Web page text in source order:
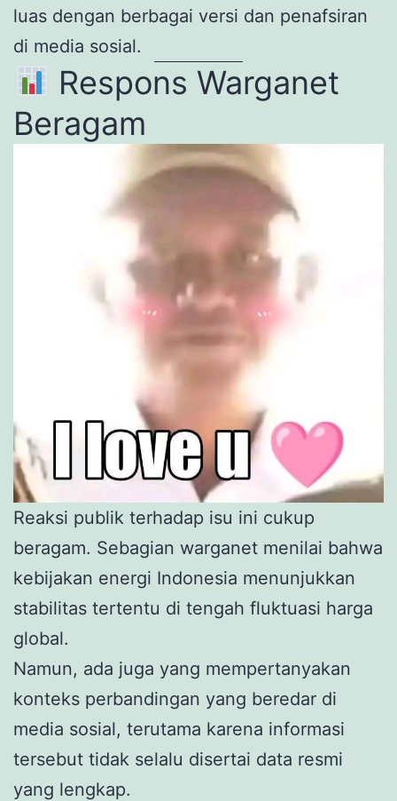
luas dengan berbagai versi dan penafsiran
di media sosial.
Respons Warganet
Beragam
Reaksi publik terhadap isu ini cukup
beragam. Sebagian warganet menilai bahwa
kebijakan energi Indonesia menunjukkan
stabilitas tertentu di tengah fluktuasi harga
global.
Namun, ada juga yang mempertanyakan
konteks perbandingan yang beredar di
media sosial, terutama karena informasi
tersebut tidak selalu disertai data resmi
yang lengkap.